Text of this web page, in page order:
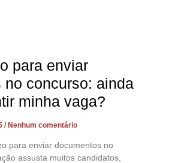
para enviar
no concurso: ainda
minha vaga?
Nenhum comentário
para enviar documentos no
assusta muitos candidatos,